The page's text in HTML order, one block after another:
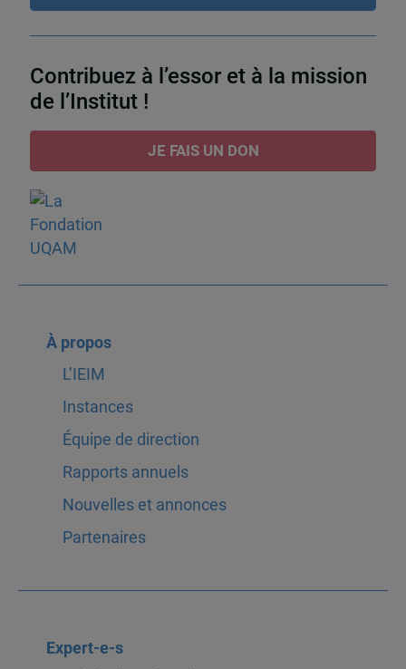
Contribuez à l’essor et à la mission
de l’Institut !
JE FAIS UN DON
À propos
L’IEIM
Instances
Équipe de direction
Rapports annuels
Nouvelles et annonces
Partenaires
Expert-e-s